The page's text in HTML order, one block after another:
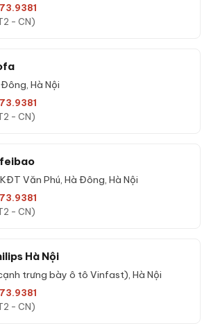
khóa:
nhận diện.
Mật mã ảo chống nhìn trộm.
phòng.
+ phân quyền.
- CN)
Hà Nội
- CN)
Văn Phú, Hà Đông, Hà Nội
- CN)
Hà Nội
trưng bày ô tô Vinfast), Hà Nội
- CN)